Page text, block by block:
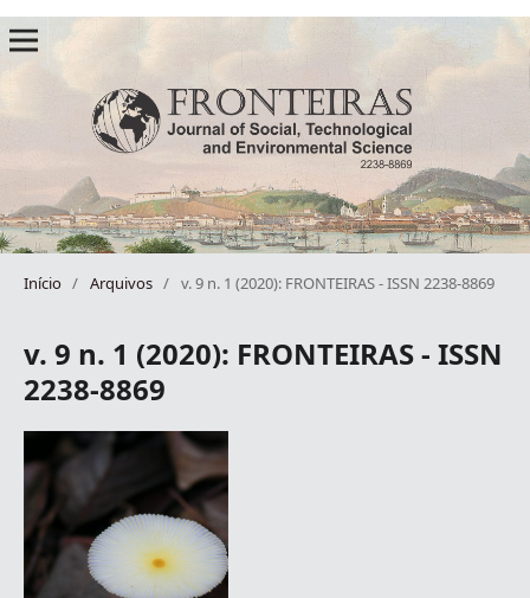
Início / Arquivos / v. 9 n. 1 (2020): FRONTEIRAS - ISSN 2238-8869
v. 9 n. 1 (2020): FRONTEIRAS - ISSN
2238-8869